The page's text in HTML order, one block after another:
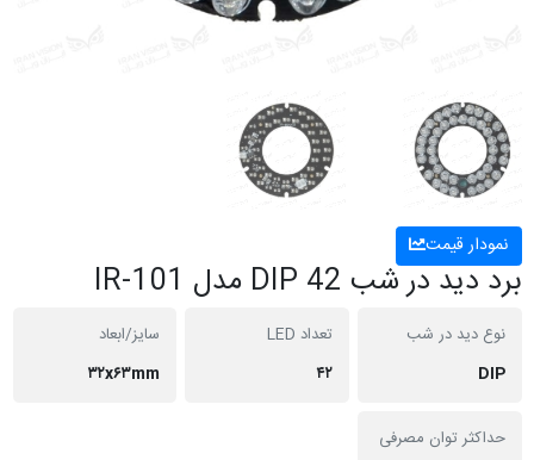
نمودار قیمت
برد دید در شب DIP 42 مدل IR-101
نوع دید در شب
DIP
تعداد LED
۴۲
سایز/ابعاد
۳۲x۶۳mm
حداکثر توان مصرفی